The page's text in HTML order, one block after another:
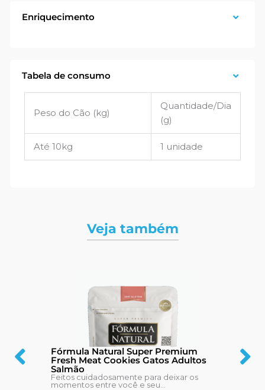
Enriquecimento
Tabela de consumo
Peso do Cão (kg)
Quantidade/Dia
(g)
Até 10kg 1 unidade
Veja também
Fórmula Natural Super Premium
Fresh Meat Cookies Gatos Adultos
Salmão
Feitos cuidadosamente para deixar os
momentos entre você e seu...